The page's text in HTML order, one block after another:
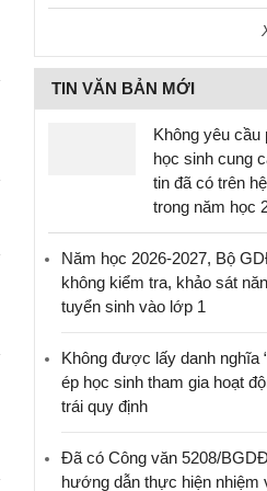
TIN VĂN BẢN MỚI
Không yêu cầu
học sinh cung
tin đã có trên
trong năm học
Năm học 2026-2027, Bộ
không kiểm tra, khảo sát
tuyển sinh vào lớp 1
Không được lấy danh nghĩa
ép học sinh tham gia hoạt
trái quy định
Đã có Công văn 5208/
hướng dẫn thực hiện nhiệm